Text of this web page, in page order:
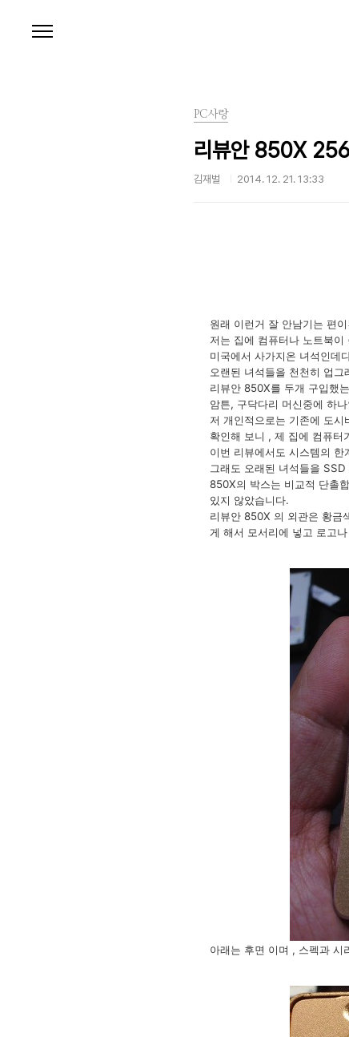
PC사랑
리뷰안 850X
김재벌 2014. 12. 21. 13:33
원래 이런거 잘 안남기는 편
저는 집에 컴퓨터나 노트북
미국에서 사가지온 녀석인데
오랜된 녀석들을 천천히 업그
리뷰안 850X를 두개 구입했
암튼, 구닥다리 머신중에 하
저 개인적으로는 기존에 도
확인해 보니 , 제 집에 컴퓨터
이번 리뷰에서도 시스템의
그래도 오래된 녀석들을
850X의 박스는 비교적 단촐
있지 않았습니다.
리뷰안 850X 의 외관은 황금
게 해서 모서리에 넣고 로고
아래는 후면 이며 , 스펙과